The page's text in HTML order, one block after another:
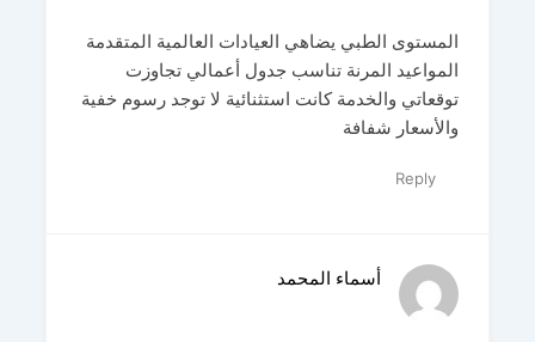
المستوى الطبي يضاهي العيادات العالمية المتقدمة
المواعيد المرنة تناسب جدول أعمالي تجاوزت
توقعاتي والخدمة كانت استثنائية لا توجد رسوم خفية
والأسعار شفافة
Reply
أسماء المحمد